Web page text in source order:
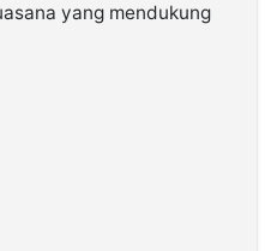
yang mendukung